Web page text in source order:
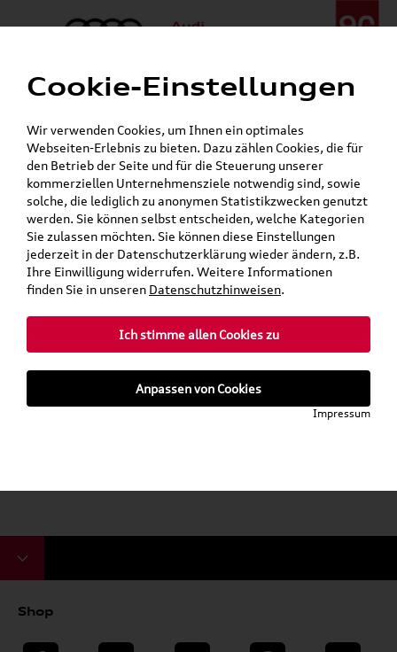
Menü
24h-Pannenhilfe:+49 (0)171 / 870 72 87
Gerade geöffnet
Verkauf:
Mo. - Fr. 08:00 - 19:00 Uhr Sa. 09:00 - 13:00 Uhr
Service:Mo. - Fr. 06:00 - 20:00 Uhr Sa. 08:00 - 13:00 Uhr
Jetzt sparen bei unseren
Dachboxen!
Grundträger zum Schnäppchenpreis
Shop
Cookie-Einstellungen
Wir verwenden Cookies, um Ihnen ein optimales
Webseiten-Erlebnis zu bieten. Dazu zählen Cookies, die für
den Betrieb der Seite und für die Steuerung unserer
kommerziellen Unternehmensziele notwendig sind, sowie
solche, die lediglich zu anonymen Statistikzwecken genutzt
werden. Sie können selbst entscheiden, welche Kategorien
Sie zulassen möchten. Sie können diese Einstellungen
jederzeit in der Datenschutzerklärung wieder ändern, z.B.
Ihre Einwilligung widerrufen. Weitere Informationen
finden Sie in unseren Datenschutzhinweisen.
Ich stimme allen Cookies zu
Anpassen von Cookies
Impressum